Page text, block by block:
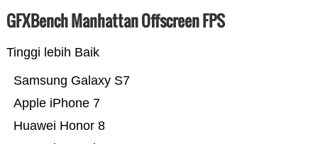
GFXBench Manhattan Offscreen FPS
Tinggi lebih Baik
Huawei Honor 8
Apple iPhone 7
Samsung Galaxy S7